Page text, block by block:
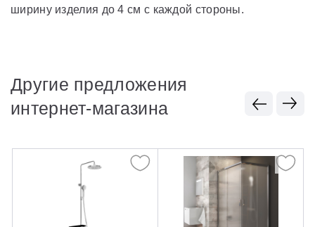
ширину изделия до 4 см с каждой стороны.
Другие предложения
интернет-магазина